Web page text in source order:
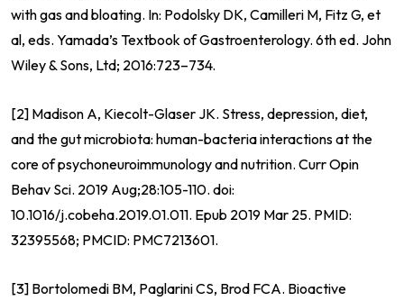
with gas and bloating. In: Podolsky DK, Camilleri M, Fitz G, et
al, eds. Yamada’s Textbook of Gastroenterology. 6th ed. John
Wiley & Sons, Ltd; 2016:723–734.
[2] Madison A, Kiecolt-Glaser JK. Stress, depression, diet,
and the gut microbiota: human-bacteria interactions at the
core of psychoneuroimmunology and nutrition. Curr Opin
Behav Sci. 2019 Aug;28:105-110. doi:
10.1016/j.cobeha.2019.01.011. Epub 2019 Mar 25. PMID:
32395568; PMCID: PMC7213601.
[3] Bortolomedi BM, Paglarini CS, Brod FCA. Bioactive